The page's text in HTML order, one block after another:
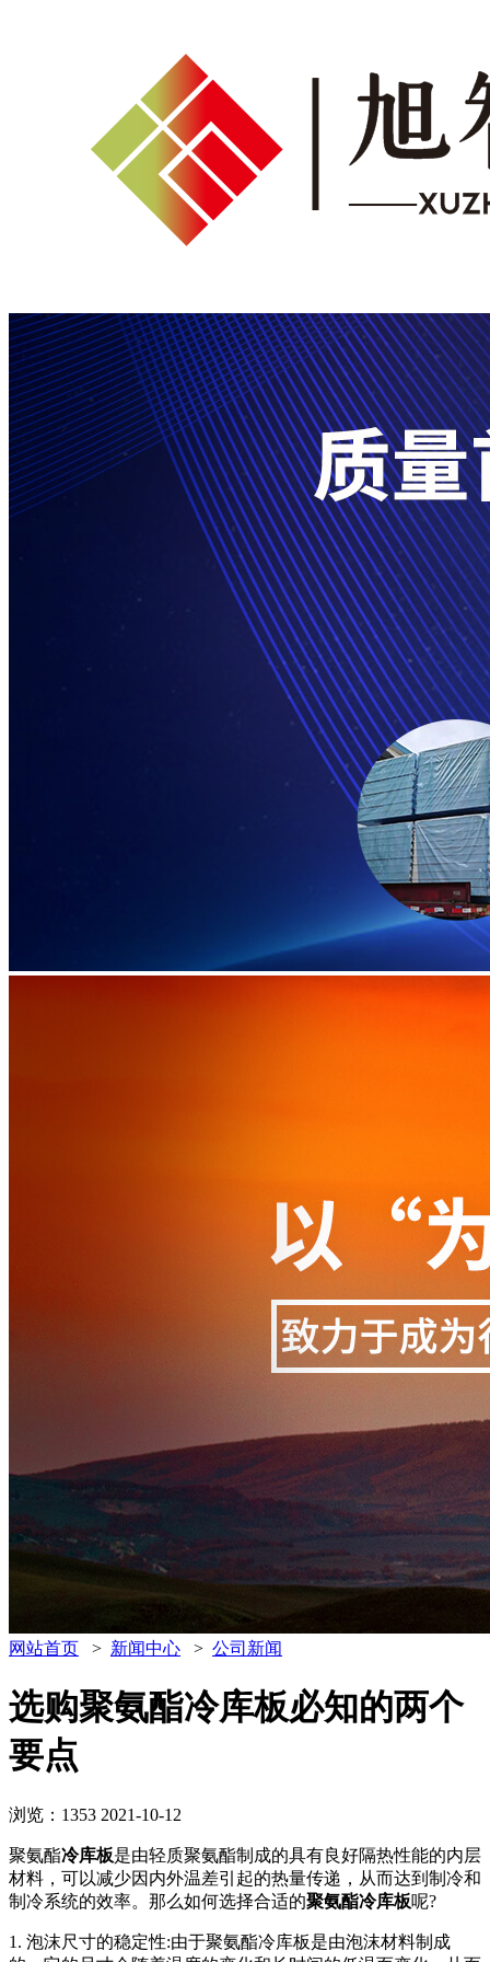
网站首页 > 新闻中心 > 公司新闻
选购聚氨酯冷库板必知的两个
要点
浏览：1353 2021-10-12
聚氨酯冷库板是由轻质聚氨酯制成的具有良好隔热性能的内层
材料，可以减少因内外温差引起的热量传递，从而达到制冷和
制冷系统的效率。那么如何选择合适的聚氨酯冷库板呢?
1. 泡沫尺寸的稳定性:由于聚氨酯冷库板是由泡沫材料制成